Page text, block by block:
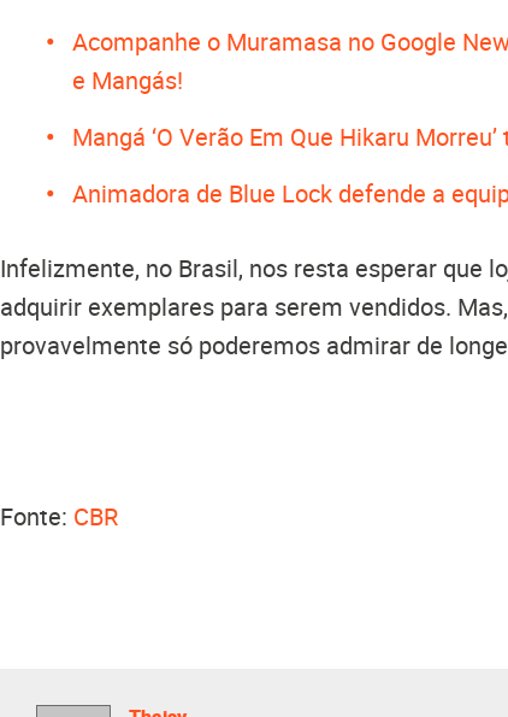
Acompanhe o Muramasa no Google
e Mangás!
Mangá ‘O Verão Em Que Hikaru
Animadora de Blue Lock defende a
Infelizmente, no Brasil, nos resta esperar que
adquirir exemplares para serem vendidos.
provavelmente só poderemos admirar de
Fonte: CBR